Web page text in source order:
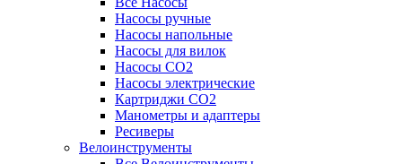
Насосы ручные
Насосы напольные
Насосы для вилок
Насосы CO2
Насосы электрические
Картриджи CO2
Манометры и адаптеры
Ресиверы
Велоинструменты